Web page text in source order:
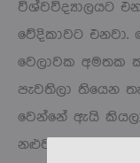
විශ්වවිද්‍යාලයට
වේදිකාවට
වෙලාවක අමතක
පැවතිලා තියෙන
වෙන්නේ ඇයි
නළුවකුගේ විනය